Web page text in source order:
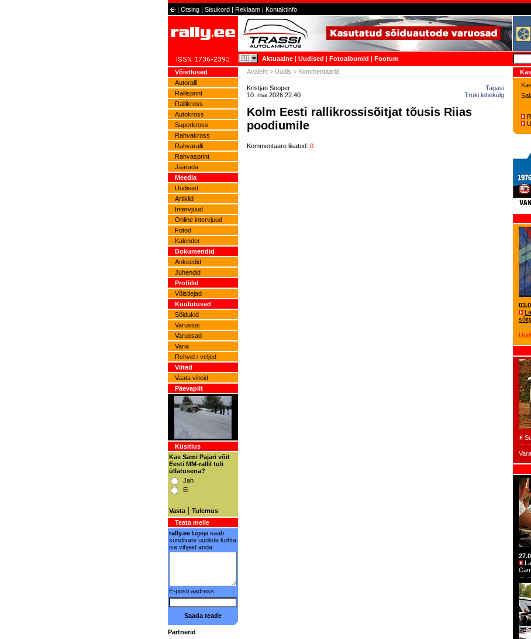
| Otsing | Sisukord | Reklaam | Kontaktinfo
Aktuaalne | Uudised | Fotoalbumid | Foorum
Võistlused
Autoralli
Rallisprint
Rallikross
Autokross
Superkross
Rahvakross
Rahvaralli
Rahvasprint
Jäärada
Meedia
Uudised
Artiklid
Intervjuud
Online intervjuud
Fotod
Kalender
Dokumendid
Ankeedid
Juhendid
Profiilid
Võistlejad
Kuulutused
Sõidukid
Varustus
Varuosad
Varia
Rehvid / veljed
Viited
Vaata viiteid
Päevapilt
Küsitlus
Kas Sami Pajari võit
Eesti MM-rallil tuli
üllatusena?
Jah
Ei
Vasta | Tulemus
Teata meile
rally.ee lugeja saab
sündivate uudiste kohta
ise vihjeid anda:
E-posti aadress:
Saada teade
Partnerid
Avaleht > Uudis > Kommentaarid
Kristjan Sooper
10. mai 2026 22:40
Tagasi
Trüki lehekülg
Kolm Eesti rallikrossisõitjat tõusis Riias
poodiumile
Kommentaare lisatud: 0